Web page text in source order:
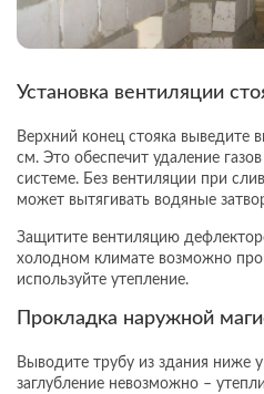
Установка вентиляции
Верхний конец стояка
см. Это обеспечит удаление
системе. Без вентиляции при
может вытягивать водяные
Защитите вентиляцию
холодном климате возможно
используйте утепление.
Прокладка наружной
Выводите трубу из здания ниже
заглубление невозможно –